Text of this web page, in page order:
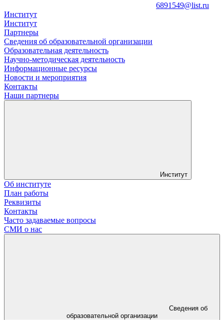
6891549@list.ru
Институт
Институт
Партнеры
Сведения об образовательной организации
Образовательная деятельность
Научно-методическая деятельность
Информационные ресурсы
Новости и мероприятия
Контакты
Наши партнеры
Институт
Об институте
План работы
Реквизиты
Контакты
Часто задаваемые вопросы
СМИ о нас
Сведения об
образовательной организации